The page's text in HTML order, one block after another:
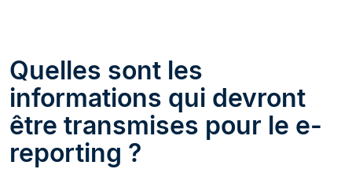
Quelles sont les
informations qui devront
être transmises pour le e-
reporting ?